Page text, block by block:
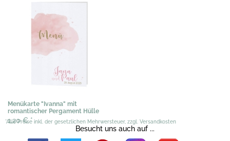
Menükarte "Ivanna" mit
romantischer Pergament Hülle
1,20 €*
*Alle Preise inkl. der gesetzlichen Mehrwersteuer, zzgl. Versandkosten
Besucht uns auch auf ...